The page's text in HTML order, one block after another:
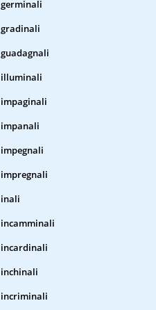
germinali
gradinali
guadagnali
illuminali
impaginali
impanali
impegnali
impregnali
inali
incamminali
incardinali
inchinali
incriminali